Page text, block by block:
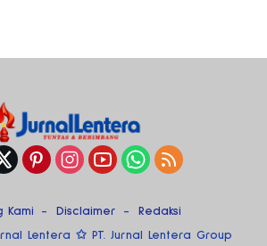
Kami Disclaimer
Redaksi
Lentera ✩ PT. Jurnal Lentera Group